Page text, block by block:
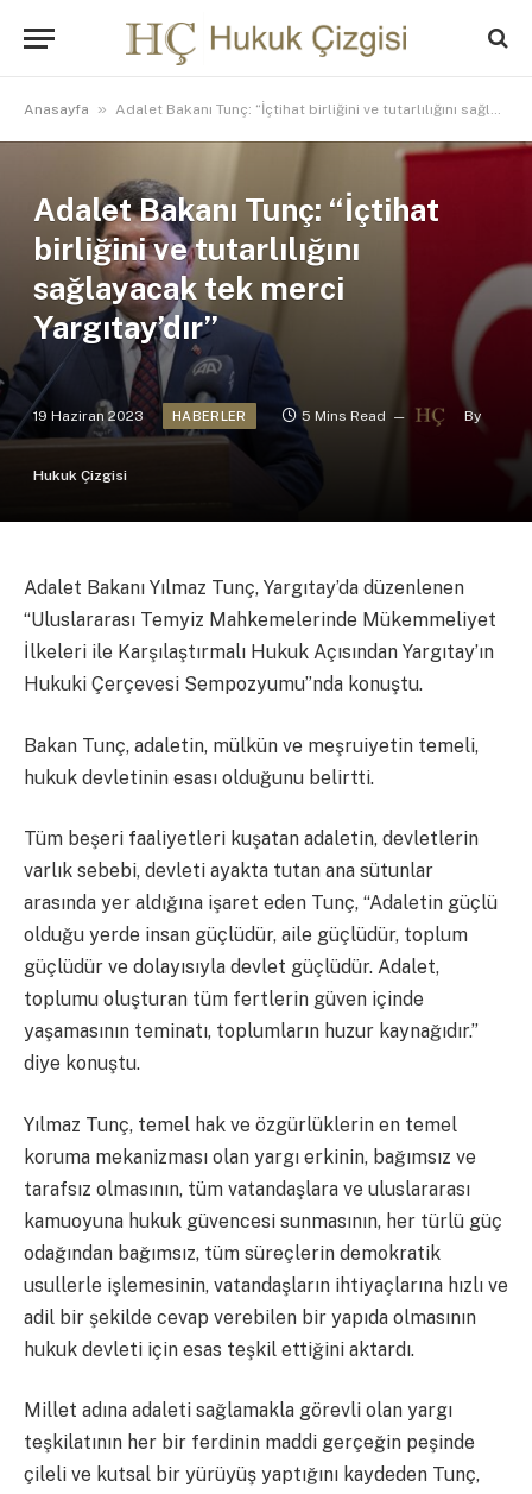
Anasayfa » Adalet Bakanı Tunç: “İçtihat birliğini ve tutarlılığını sağlayacak tek merci Yargıtay’dır”
Adalet Bakanı Tunç: “İçtihat
birliğini ve tutarlılığını
sağlayacak tek merci
Yargıtay’dır”
19 Haziran 2023 HABERLER 5 Mins Read By
Hukuk Çizgisi
Adalet Bakanı Yılmaz Tunç, Yargıtay’da düzenlenen
“Uluslararası Temyiz Mahkemelerinde Mükemmeliyet
İlkeleri ile Karşılaştırmalı Hukuk Açısından Yargıtay’ın
Hukuki Çerçevesi Sempozyumu”nda konuştu.
Bakan Tunç, adaletin, mülkün ve meşruiyetin temeli,
hukuk devletinin esası olduğunu belirtti.
Tüm beşeri faaliyetleri kuşatan adaletin, devletlerin
varlık sebebi, devleti ayakta tutan ana sütunlar
arasında yer aldığına işaret eden Tunç, “Adaletin güçlü
olduğu yerde insan güçlüdür, aile güçlüdür, toplum
güçlüdür ve dolayısıyla devlet güçlüdür. Adalet,
toplumu oluşturan tüm fertlerin güven içinde
yaşamasının teminatı, toplumların huzur kaynağıdır.”
diye konuştu.
Yılmaz Tunç, temel hak ve özgürlüklerin en temel
koruma mekanizması olan yargı erkinin, bağımsız ve
tarafsız olmasının, tüm vatandaşlara ve uluslararası
kamuoyuna hukuk güvencesi sunmasının, her türlü güç
odağından bağımsız, tüm süreçlerin demokratik
usullerle işlemesinin, vatandaşların ihtiyaçlarına hızlı ve
adil bir şekilde cevap verebilen bir yapıda olmasının
hukuk devleti için esas teşkil ettiğini aktardı.
Millet adına adaleti sağlamakla görevli olan yargı
teşkilatının her bir ferdinin maddi gerçeğin peşinde
çileli ve kutsal bir yürüyüş yaptığını kaydeden Tunç,